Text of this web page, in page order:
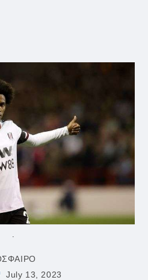
July 13, 2023